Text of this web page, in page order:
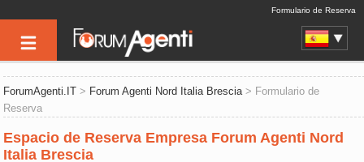
Formulario de Reserva
ForumAgenti.IT > Forum Agenti Nord Italia Brescia> Formulario de
Reserva
Espacio de Reserva Empresa Forum Agenti Nord
Italia Brescia